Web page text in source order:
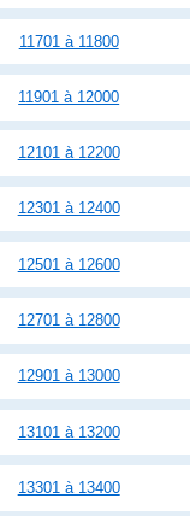
11701 à 11800
11901 à 12000
12101 à 12200
12301 à 12400
12501 à 12600
12701 à 12800
12901 à 13000
13101 à 13200
13301 à 13400